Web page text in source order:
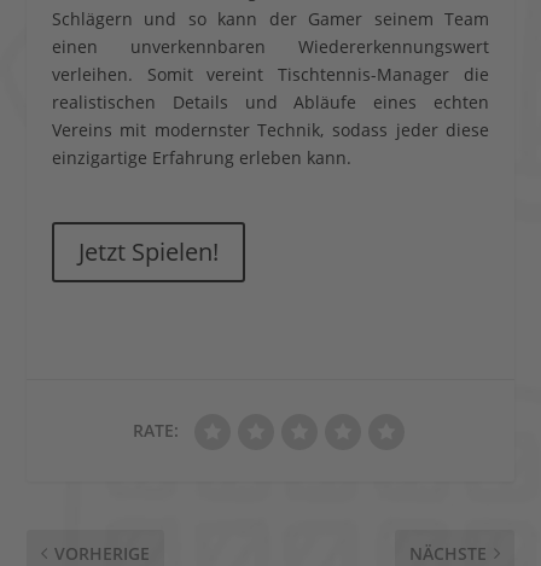
Schlägern und so kann der Gamer seinem Team
einen unverkennbaren Wiedererkennungswert
verleihen. Somit vereint Tischtennis-Manager die
realistischen Details und Abläufe eines echten
Vereins mit modernster Technik, sodass jeder diese
einzigartige Erfahrung erleben kann.
Jetzt Spielen!
RATE:
VORHERIGE NÄCHSTE